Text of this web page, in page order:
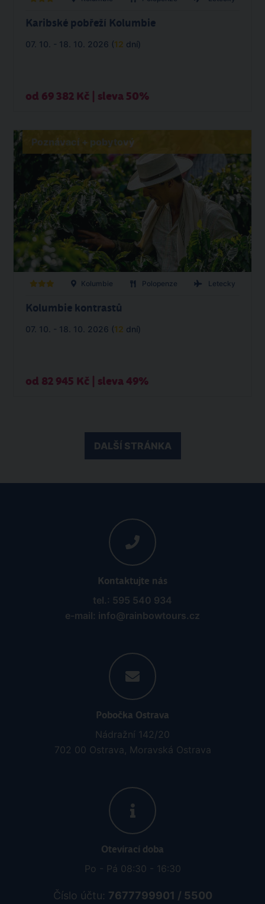
Karibské pobřeží Kolumbie
07. 10. - 18. 10. 2026 (12 dní)
od 69 382 Kč | sleva 50%
Poznávací + pobytový
Kolumbie Polopenze Letecky
Kolumbie kontrastů
07. 10. - 18. 10. 2026 (12 dní)
od 82 945 Kč | sleva 49%
DALŠÍ STRÁNKA
Kontaktujte nás
tel.: 595 540 934
e-mail: info@rainbowtours.cz
Pobočka Ostrava
Nádražní 142/20
702 00 Ostrava, Moravská Ostrava
Otevírací doba
Po - Pá 08:30 - 16:30
Číslo účtu: 7677799901 / 5500